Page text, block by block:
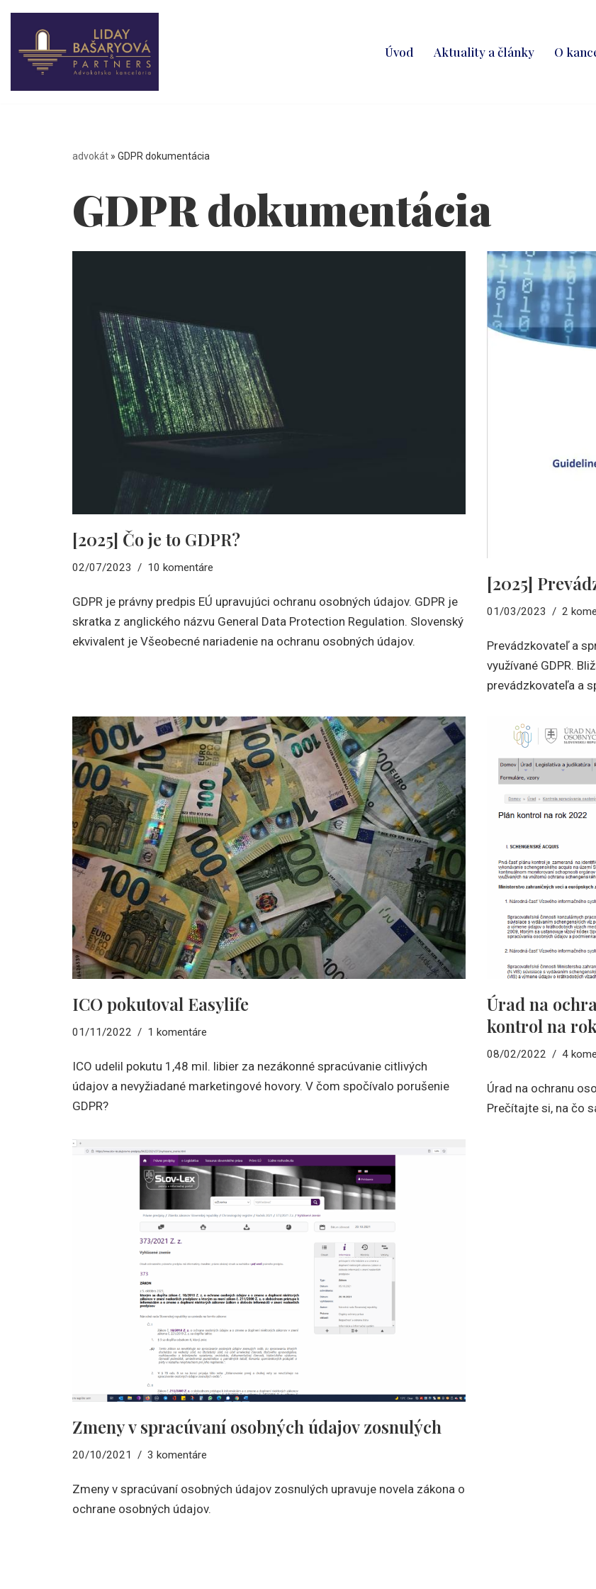
Preskočiť
Úvod Aktuality a články O
advokát » GDPR dokumentácia
GDPR dokumentácia
[2025] Čo je to GDPR?
02/07/2023 10 komentáre
GDPR je právny predpis EÚ upravujúci ochranu osobných údajov. GDPR je
skratka z anglického názvu General Data Protection Regulation. Slovenský
ekvivalent je Všeobecné nariadenie na ochranu osobných údajov.
[2025]
01/03/2023 2
Prevádzkovateľ a
využívané GDPR.
prevádzkovateľa a
ICO pokutoval Easylife
01/11/2022 1 komentáre
ICO udelil pokutu 1,48 mil. libier za nezákonné spracúvanie citlivých
údajov a nevyžiadané marketingové hovory. V čom spočívalo porušenie
GDPR?
Úrad na
kontrol na
08/02/2022 4
Úrad na ochranu
Prečítajte si, na čo
Zmeny v spracúvaní osobných údajov zosnulých
20/10/2021 3 komentáre
Zmeny v spracúvaní osobných údajov zosnulých upravuje novela zákona o
ochrane osobných údajov.